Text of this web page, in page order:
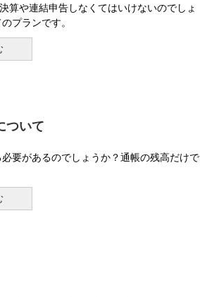
算や連結申告しなくてはいけないのでしょ
プランです。
ついて
要があるのでしょうか？通帳の残高だけで